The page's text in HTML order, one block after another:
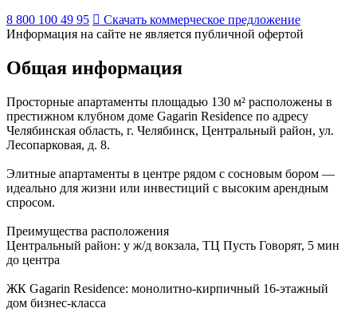
8 800 100 49 95
Скачать коммерческое предложение
Информация на сайте не является публичной офертой
Общая информация
Просторные апартаменты площадью 130 м² расположены в
престижном клубном доме Gagarin Residence по адресу
Челябинская область, г. Челябинск, Центральный район, ул.
Лесопарковая, д. 8.
Элитные апартаменты в центре рядом с сосновым бором —
идеально для жизни или инвестиций с высоким арендным
спросом.
Преимущества расположения
Центральный район: у ж/д вокзала, ТЦ Пусть Говорят, 5 мин
до центра
ЖК Gagarin Residence: монолитно-кирпичный 16-этажный
дом бизнес-класса